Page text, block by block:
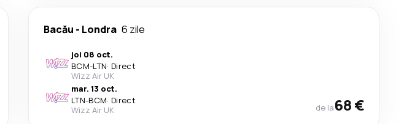
Bacău - Londra 6 zile
joi 08 oct.
BCM-LTN· Direct
Wizz Air UK
mar. 13 oct.
LTN-BCM· Direct
Wizz Air UK
de la68 €